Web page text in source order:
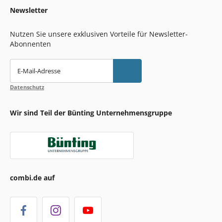
Newsletter
Nutzen Sie unsere exklusiven Vorteile für Newsletter-
Abonnenten
E-Mail-Adresse
Datenschutz
Wir sind Teil der Bünting Unternehmensgruppe
combi.de auf